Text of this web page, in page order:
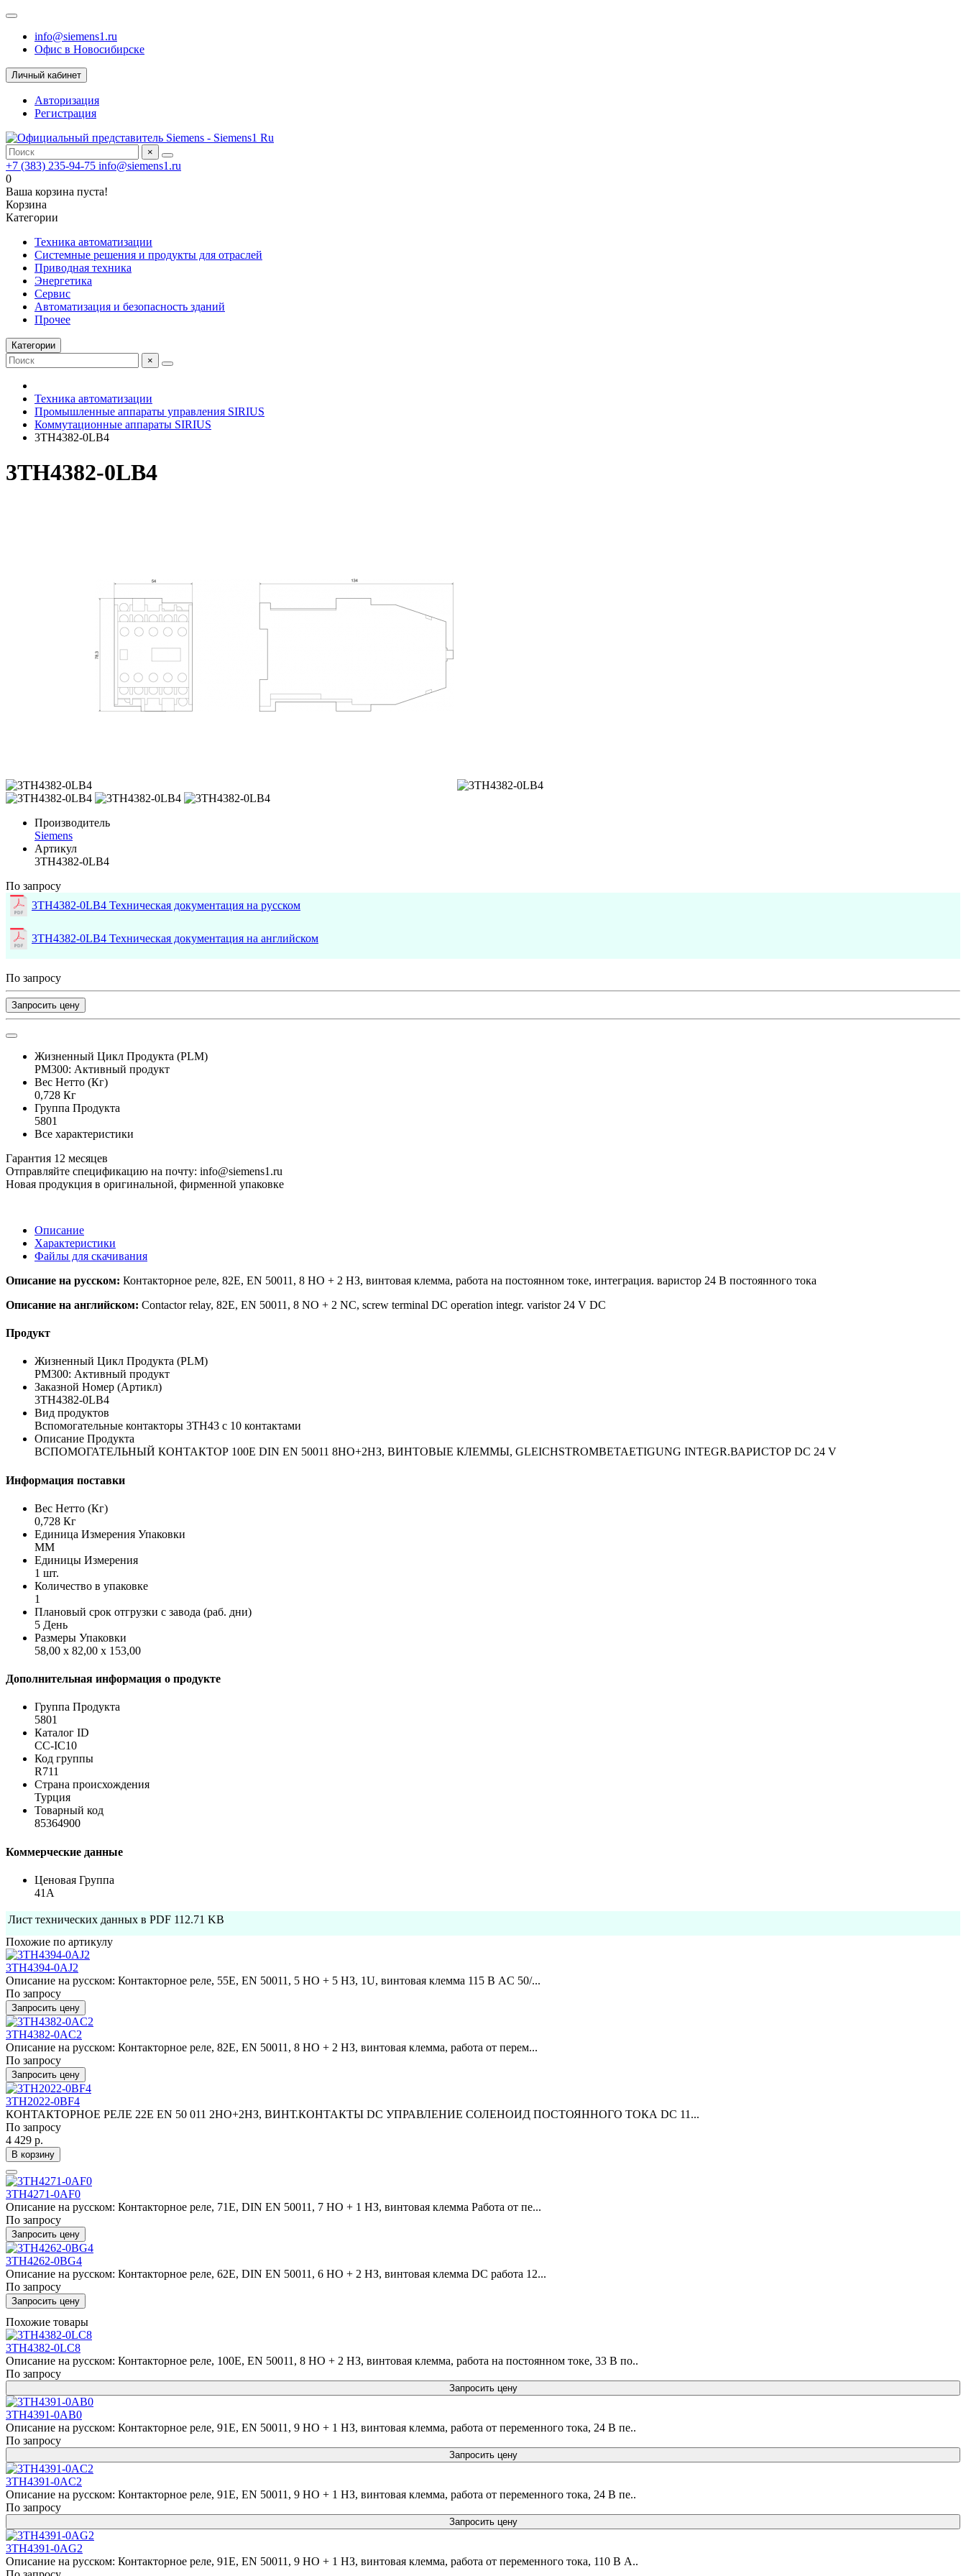
info@siemens1.ru
Офис в Новосибирске
Личный кабинет
Авторизация
Регистрация
×
+7 (383) 235-94-75 info@siemens1.ru
0
Ваша корзина пуста!
Корзина
Категории
Техника автоматизации
Системные решения и продукты для отраслей
Приводная техника
Энергетика
Сервис
Автоматизация и безопасность зданий
Прочее
Категории
×
Техника автоматизации
Промышленные аппараты управления SIRIUS
Коммутационные аппараты SIRIUS
3TH4382-0LB4
3TH4382-0LB4
Производитель
Siemens
Артикул
3TH4382-0LB4
По запросу
3TH4382-0LB4 Техническая документация на русском
3TH4382-0LB4 Техническая документация на английском
По запросу
Запросить цену
Жизненный Цикл Продукта (PLM)
PM300: Активный продукт
Вес Нетто (Кг)
0,728 Кг
Группа Продукта
5801
Все характеристики
Гарантия 12 месяцев
Отправляйте спецификацию на почту: info@siemens1.ru
Новая продукция в оригинальной, фирменной упаковке
Описание
Характеристики
Файлы для скачивания
Описание на русском: Контакторное реле, 82E, EN 50011, 8 НО + 2 НЗ, винтовая клемма, работа на постоянном токе, интеграция. варистор 24 В постоянного тока
Описание на английском: Contactor relay, 82E, EN 50011, 8 NO + 2 NC, screw terminal DC operation integr. varistor 24 V DC
Продукт
Жизненный Цикл Продукта (PLM)
PM300: Активный продукт
Заказной Номер (Артикл)
3TH4382-0LB4
Вид продуктов
Вспомогательные контакторы 3TH43 с 10 контактами
Описание Продукта
ВСПОМОГАТЕЛЬНЫЙ КОНТАКТОР 100E DIN EN 50011 8НО+2НЗ, ВИНТОВЫЕ КЛЕММЫ, GLEICHSTROMBETAETIGUNG INTEGR.ВАРИСТОР DC 24 V
Информация поставки
Вес Нетто (Кг)
0,728 Кг
Единица Измерения Упаковки
MM
Единицы Измерения
1 шт.
Количество в упаковке
1
Плановый срок отгрузки с завода (раб. дни)
5 День
Размеры Упаковки
58,00 x 82,00 x 153,00
Дополнительная информация о продукте
Группа Продукта
5801
Каталог ID
CC-IC10
Код группы
R711
Страна происхождения
Турция
Товарный код
85364900
Коммерческие данные
Ценовая Группа
41A
Лист технических данных в PDF 112.71 KB
Похожие по артикулу
3TH4394-0AJ2
Описание на русском: Контакторное реле, 55E, EN 50011, 5 НО + 5 НЗ, 1U, винтовая клемма 115 В AC 50/...
По запросу
Запросить цену
3TH4382-0AC2
Описание на русском: Контакторное реле, 82E, EN 50011, 8 НО + 2 НЗ, винтовая клемма, работа от перем...
По запросу
Запросить цену
3TH2022-0BF4
КОНТАКТОРНОЕ РЕЛЕ 22E EN 50 011 2НО+2НЗ, ВИНТ.КОНТАКТЫ DC УПРАВЛЕНИЕ СОЛЕНОИД ПОСТОЯННОГО ТОКА DC 11...
По запросу
4 429 р.
В корзину
3TH4271-0AF0
Описание на русском: Контакторное реле, 71E, DIN EN 50011, 7 НО + 1 НЗ, винтовая клемма Работа от пе...
По запросу
Запросить цену
3TH4262-0BG4
Описание на русском: Контакторное реле, 62E, DIN EN 50011, 6 НО + 2 НЗ, винтовая клемма DC работа 12...
По запросу
Запросить цену
Похожие товары
3TH4382-0LC8
Описание на русском: Контакторное реле, 100E, EN 50011, 8 НО + 2 НЗ, винтовая клемма, работа на постоянном токе, 33 В по..
По запросу
Запросить цену
3TH4391-0AB0
Описание на русском: Контакторное реле, 91E, EN 50011, 9 НО + 1 НЗ, винтовая клемма, работа от переменного тока, 24 В пе..
По запросу
Запросить цену
3TH4391-0AC2
Описание на русском: Контакторное реле, 91E, EN 50011, 9 НО + 1 НЗ, винтовая клемма, работа от переменного тока, 24 В пе..
По запросу
Запросить цену
3TH4391-0AG2
Описание на русском: Контакторное реле, 91E, EN 50011, 9 НО + 1 НЗ, винтовая клемма, работа от переменного тока, 110 В A..